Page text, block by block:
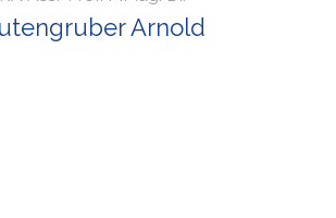
Arnold